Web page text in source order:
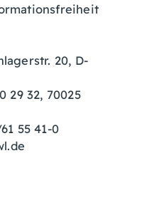
20, D-
29 32, 70025
55 41-0